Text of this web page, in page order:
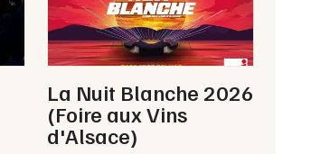
La Nuit Blanche 2026
(Foire aux Vins
d'Alsace)